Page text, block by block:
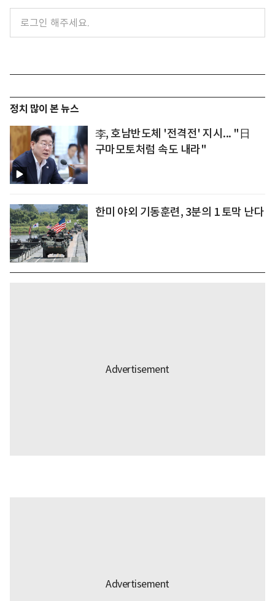
정치 많이 본 뉴스
李, 호남반도체 '전격전' 지시... "日
구마모토처럼 속도 내라"
한미 야외 기동훈련, 3분의 1 토막 난다